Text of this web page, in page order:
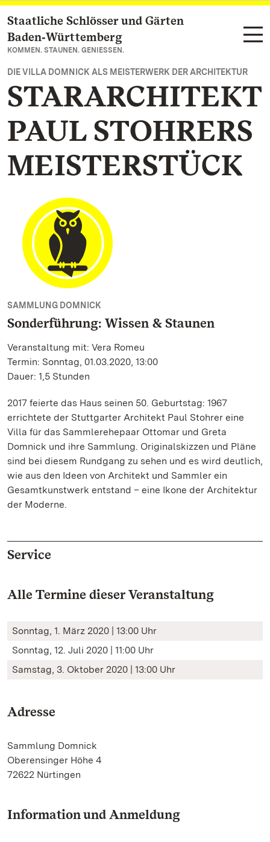
Zum Hauptinhalt springen
Staatliche Schlösser und Gärten
Baden‑Württemberg
KOMMEN. STAUNEN. GENIESSEN.
DIE VILLA DOMNICK ALS MEISTERWERK DER ARCHITEKTUR
STARARCHITEKT
PAUL STOHRERS
MEISTERSTÜCK
SAMMLUNG DOMNICK
Sonderführung: Wissen & Staunen
Veranstaltung mit: Vera Romeu
Termin: Sonntag, 01.03.2020, 13:00
Dauer: 1,5 Stunden
2017 feierte das Haus seinen 50. Geburtstag: 1967
errichtete der Stuttgarter Architekt Paul Stohrer eine
Villa für das Sammlerehepaar Ottomar und Greta
Domnick und ihre Sammlung. Originalskizzen und Pläne
sind bei diesem Rundgang zu sehen und es wird deutlich,
wie aus den Ideen von Architekt und Sammler ein
Gesamtkunstwerk entstand – eine Ikone der Architektur
der Moderne.
Service
Alle Termine dieser Veranstaltung
Sonntag, 1. März 2020 | 13:00 Uhr
Sonntag, 12. Juli 2020 | 11:00 Uhr
Samstag, 3. Oktober 2020 | 13:00 Uhr
Adresse
Sammlung Domnick
Oberensinger Höhe 4
72622 Nürtingen
Information und Anmeldung